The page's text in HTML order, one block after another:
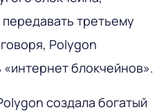
третьему
Polygon
блокчейнов».
создала богатый